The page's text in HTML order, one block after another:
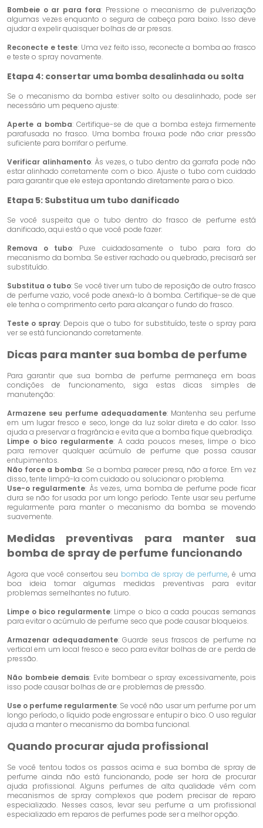
Bombeie o ar para fora: Pressione o mecanismo de pulverização
algumas vezes enquanto o segura de cabeça para baixo. Isso deve
ajudar a expelir quaisquer bolhas de ar presas.
Reconecte e teste: Uma vez feito isso, reconecte a bomba ao frasco
e teste o spray novamente.
Etapa 4: consertar uma bomba desalinhada ou solta
Se o mecanismo da bomba estiver solto ou desalinhado, pode ser
necessário um pequeno ajuste:
Aperte a bomba: Certifique-se de que a bomba esteja firmemente
parafusada no frasco. Uma bomba frouxa pode não criar pressão
suficiente para borrifar o perfume.
Verificar alinhamento: Às vezes, o tubo dentro da garrafa pode não
estar alinhado corretamente com o bico. Ajuste o tubo com cuidado
para garantir que ele esteja apontando diretamente para o bico.
Etapa 5: Substitua um tubo danificado
Se você suspeita que o tubo dentro do frasco de perfume está
danificado, aqui está o que você pode fazer:
Remova o tubo: Puxe cuidadosamente o tubo para fora do
mecanismo da bomba. Se estiver rachado ou quebrado, precisará ser
substituído.
Substitua o tubo: Se você tiver um tubo de reposição de outro frasco
de perfume vazio, você pode anexá-lo à bomba. Certifique-se de que
ele tenha o comprimento certo para alcançar o fundo do frasco.
Teste o spray: Depois que o tubo for substituído, teste o spray para
ver se está funcionando corretamente.
Dicas para manter sua bomba de perfume
Para garantir que sua bomba de perfume permaneça em boas
condições de funcionamento, siga estas dicas simples de
manutenção:
Armazene seu perfume adequadamente: Mantenha seu perfume
em um lugar fresco e seco, longe da luz solar direta e do calor. Isso
ajuda a preservar a fragrância e evita que a bomba fique quebradiça.
Limpe o bico regularmente: A cada poucos meses, limpe o bico
para remover qualquer acúmulo de perfume que possa causar
entupimentos.
Não force a bomba: Se a bomba parecer presa, não a force. Em vez
disso, tente limpá-la com cuidado ou solucionar o problema.
Use-o regularmente: Às vezes, uma bomba de perfume pode ficar
dura se não for usada por um longo período. Tente usar seu perfume
regularmente para manter o mecanismo da bomba se movendo
suavemente.
Medidas preventivas para manter sua
bomba de spray de perfume funcionando
Agora que você consertou seu bomba de spray de perfume, é uma
boa ideia tomar algumas medidas preventivas para evitar
problemas semelhantes no futuro.
Limpe o bico regularmente: Limpe o bico a cada poucas semanas
para evitar o acúmulo de perfume seco que pode causar bloqueios.
Armazenar adequadamente: Guarde seus frascos de perfume na
vertical em um local fresco e seco para evitar bolhas de ar e perda de
pressão.
Não bombeie demais: Evite bombear o spray excessivamente, pois
isso pode causar bolhas de ar e problemas de pressão.
Use o perfume regularmente: Se você não usar um perfume por um
longo período, o líquido pode engrossar e entupir o bico. O uso regular
ajuda a manter o mecanismo da bomba funcional.
Quando procurar ajuda profissional
Se você tentou todos os passos acima e sua bomba de spray de
perfume ainda não está funcionando, pode ser hora de procurar
ajuda profissional. Alguns perfumes de alta qualidade vêm com
mecanismos de spray complexos que podem precisar de reparo
especializado. Nesses casos, levar seu perfume a um profissional
especializado em reparos de perfumes pode ser a melhor opção.